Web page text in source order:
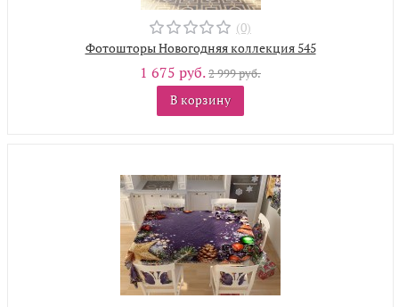
(0)
Фотошторы Новогодняя коллекция 545
1 675 руб.2 999 руб.
В корзину